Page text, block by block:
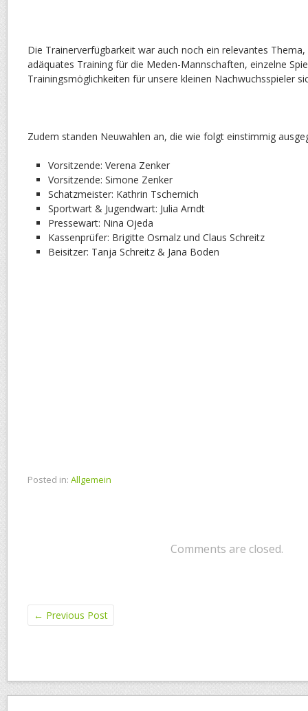
Die Trainerverfügbarkeit war auch noch ein relevantes Thema,
adäquates Training für die Meden-Mannschaften, einzelne
Trainingsmöglichkeiten für unsere kleinen Nachwuchsspieler
Zudem standen Neuwahlen an, die wie folgt einstimmig
Vorsitzende: Verena Zenker
Vorsitzende: Simone Zenker
Schatzmeister: Kathrin Tschernich
Sportwart & Jugendwart: Julia Arndt
Pressewart: Nina Ojeda
Kassenprüfer: Brigitte Osmalz und Claus Schreitz
Beisitzer: Tanja Schreitz & Jana Boden
Posted in: Allgemein
Comments are closed.
← Previous Post